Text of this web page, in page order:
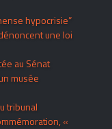
hypocrisie”
une loi
au Sénat
musée
tribunal
«